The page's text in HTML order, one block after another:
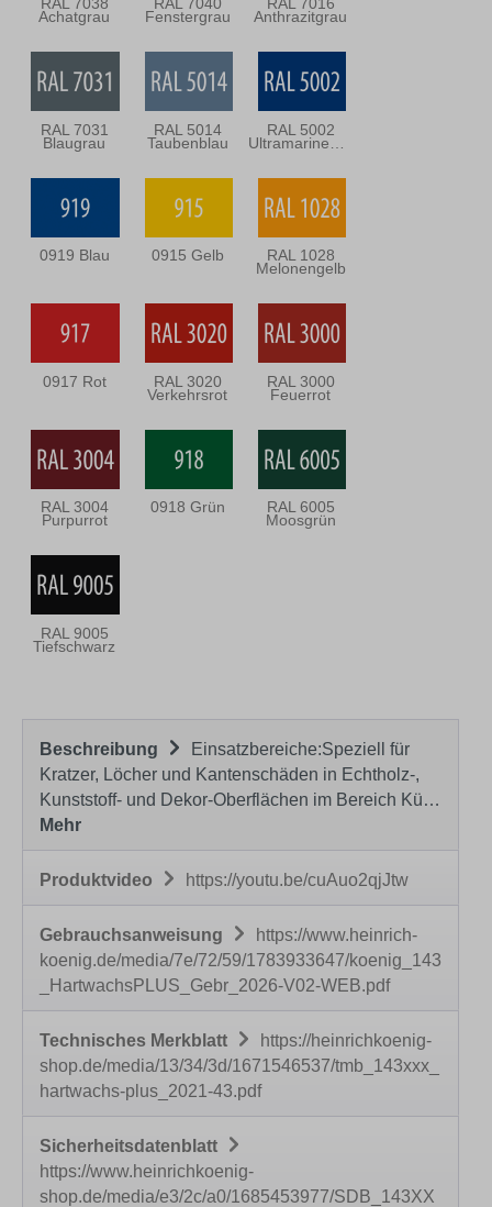
Achatgrau Fenstergrau Anthrazitgrau
RAL 7031
Blaugrau
RAL 5014
Taubenblau
RAL 5002
0919 Blau 0915 Gelb RAL 1028
Melonengelb
0917 Rot RAL 3020
Verkehrsrot
RAL 3000
Feuerrot
RAL 3004
Purpurrot
0918 Grün RAL 6005
Moosgrün
RAL 9005
Tiefschwarz
Beschreibung
Einsatzbereiche:Speziell für
Kratzer, Löcher und Kantenschäden in Echtholz-,
Kunststoff- und Dekor-Oberflächen im Bereich Kü…
Mehr
Produktvideo https://youtu.be/cuAuo2qjJtw
Gebrauchsanweisung
https://www.heinrich-
koenig.de/media/7e/72/59/1783933647/koenig_143
_HartwachsPLUS_Gebr_2026-V02-WEB.pdf
Technisches Merkblatt
https://heinrichkoenig-
shop.de/media/13/34/3d/1671546537/tmb_143xxx_
hartwachs-plus_2021-43.pdf
Sicherheitsdatenblatt
https://www.heinrichkoenig-
shop.de/media/e3/2c/a0/1685453977/SDB_143XX